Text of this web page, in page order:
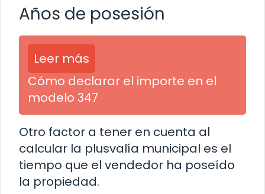
Años de posesión
Leer más
Cómo declarar el importe en el
modelo 347
Otro factor a tener en cuenta al
calcular la plusvalía municipal es el
tiempo que el vendedor ha poseído
la propiedad.